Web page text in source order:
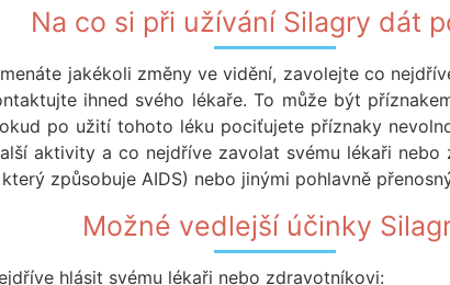
Na co si při užívání Silagry dát
jakékoli změny ve vidění, zavolejte co
ihned svého lékaře. To může být
po užití tohoto léku pociťujete příznaky
aktivity a co nejdříve zavolat svému lékaři
způsobuje AIDS) nebo jinými pohlavně
Možné vedlejší účinky
hlásit svému lékaři nebo zdravotníkovi: